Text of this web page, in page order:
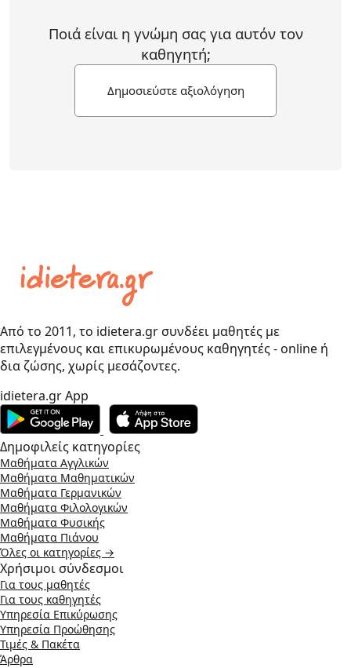
Ποιά είναι η γνώμη σας για αυτόν τον
καθηγητή;
Δημοσιεύστε αξιολόγηση
Από το 2011, το idietera.gr συνδέει μαθητές με
επιλεγμένους και επικυρωμένους καθηγητές - online ή
δια ζώσης, χωρίς μεσάζοντες.
idietera.gr App
Δημοφιλείς κατηγορίες
Μαθήματα Αγγλικών
Μαθήματα Μαθηματικών
Μαθήματα Γερμανικών
Μαθήματα Φιλολογικών
Μαθήματα Φυσικής
Μαθήματα Πιάνου
Όλες οι κατηγορίες →
Χρήσιμοι σύνδεσμοι
Για τους μαθητές
Για τους καθηγητές
Υπηρεσία Επικύρωσης
Υπηρεσία Προώθησης
Τιμές & Πακέτα
Άρθρα